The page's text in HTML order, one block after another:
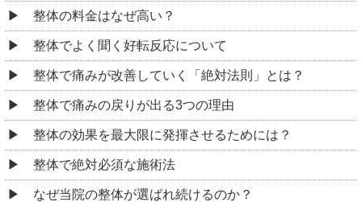
整体の料金はなぜ高い？
整体でよく聞く好転反応について
整体で痛みが改善していく「絶対法則」とは？
整体で痛みの戻りが出る3つの理由
整体の効果を最大限に発揮させるためには？
整体で絶対必須な施術法
なぜ当院の整体が選ばれ続けるのか？